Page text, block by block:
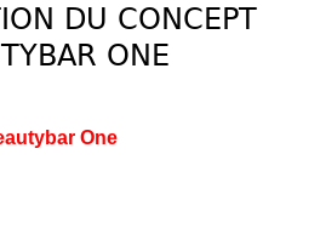
DU CONCEPT
ONE
One